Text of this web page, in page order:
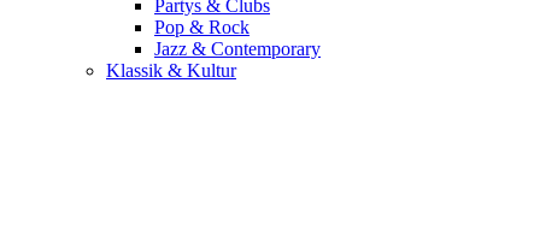
Partys & Clubs
Pop & Rock
Jazz & Contemporary
Klassik & Kultur